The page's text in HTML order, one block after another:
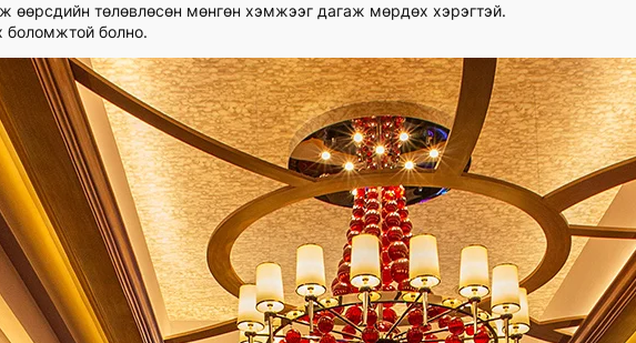
өөрсдийн төлөвлөсөн мөнгөн хэмжээг дагаж мөрдөх хэрэгтэй.
боломжтой болно.